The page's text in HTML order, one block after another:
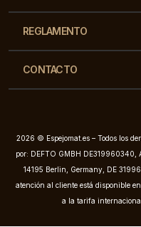
REGLAMENTO
CONTACTO
2026 © Espejomat.es – Todos los
por: DEFTO GMBH DE319960340,
14195 Berlin, Germany, DE
atención al cliente está disponible
a la tarifa